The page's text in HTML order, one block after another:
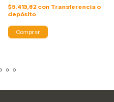
$5.413,82 con Transferencia o
depósito